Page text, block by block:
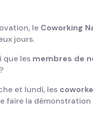
le Coworking
jours.
les membres de
?
et lundi, les
faire la